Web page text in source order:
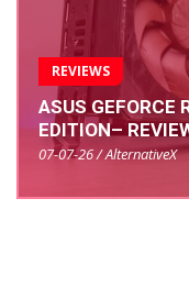
REVIEWS
ASUS GEFORCE
EDITION–
07-07-26 / AlternativeX